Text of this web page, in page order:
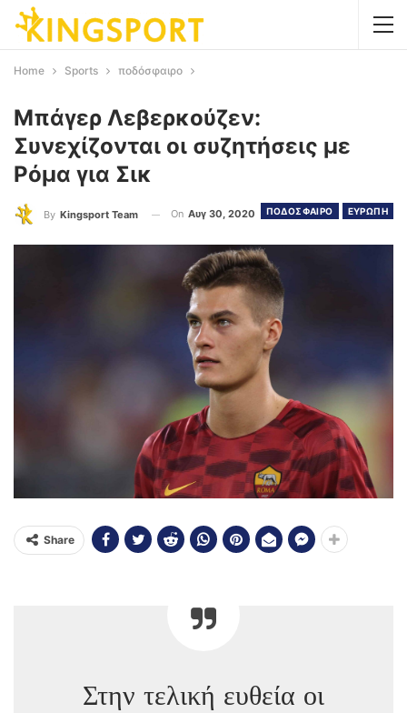
Home Sports ποδόσφαιρο
Μπάγερ Λεβερκούζεν:
Συνεχίζονται οι συζητήσεις με
Ρόμα για Σικ
ΠΟΔΟΣΦΑΙΡΟ ΕΥΡΩΠΗ
By Kingsport Team On Αυγ 30, 2020
Share
Στην τελική ευθεία οι